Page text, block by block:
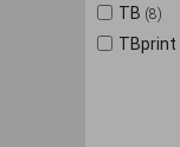
TB (8)
TBprint